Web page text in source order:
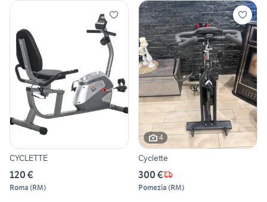
CYCLETTE
120 €
Roma (RM)
4
Cyclette
300 €
Pomezia (RM)